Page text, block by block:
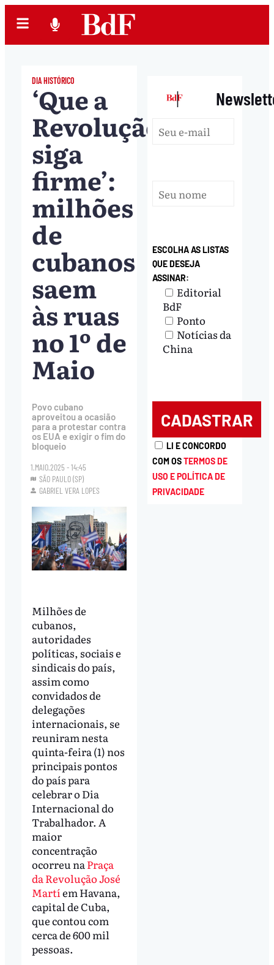
DIA HISTÓRICO
‘Que a
Revolução
siga
firme’:
milhões
de
cubanos
saem
às ruas
no 1º de
Maio
Povo cubano
aproveitou a ocasião
para a protestar contra
os EUA e exigir o fim do
bloqueio
1.MAIO.2025 - 14:45
SÃO PAULO (SP)
GABRIEL VERA LOPES
Milhões de
cubanos,
autoridades
políticas, sociais e
sindicais do país,
assim como
convidados de
delegações
internacionais, se
reuniram nesta
quinta-feira (1) nos
principais pontos
do país para
celebrar o Dia
Internacional do
Trabalhador. A
maior
concentração
ocorreu naPraça
da Revolução José
Martíem Havana,
capital de Cuba,
que contou com
cerca de 600 mil
pessoas.
|
ESCOLHA AS LISTAS
QUE DESEJA
ASSINAR:
Editorial
BdF
Ponto
Notícias da
China
LI E CONCORDO
COM OSTERMOS DE
USO E POLÍTICA DE
PRIVACIDADE